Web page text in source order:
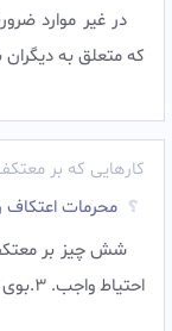
در غیر موارد
که متعلق به
کارهایی که بر
محرمات اعتکاف
احتياط واجب. 3.بوى خوش. 4 و 5. خريد و فروش. 6.ممارات و مجادله.